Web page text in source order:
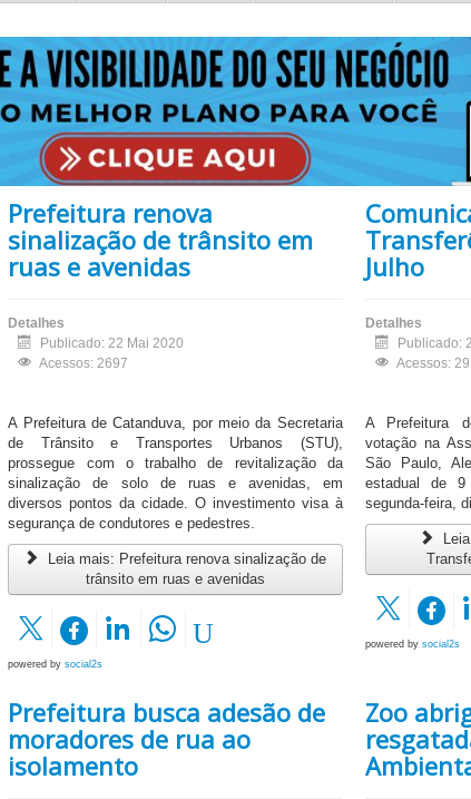
Prefeitura renova
sinalização de trânsito em
ruas e avenidas
Detalhes
Publicado: 22 Mai 2020
Acessos: 2697
A Prefeitura de Catanduva, por meio da Secretaria
de Trânsito e Transportes Urbanos (STU),
prossegue com o trabalho de revitalização da
sinalização de solo de ruas e avenidas, em
diversos pontos da cidade. O investimento visa à
segurança de condutores e pedestres.
Leia mais: Prefeitura renova sinalização de
trânsito em ruas e avenidas
powered bysocial2s
Julho
Detalhes
Publicado:
Acessos:
A Prefeitura
votação na
São Paulo,
estadual de
segunda-feira,
powered by social2s
Prefeitura busca adesão de
moradores de rua ao
isolamento
Zoo